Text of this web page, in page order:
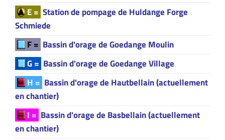
E = Station de pompage de Huldange Forge
Schmiede
F = Bassin d'orage de Goedange Moulin
G = Bassin d'orage de Goedange Village
H = Bassin d'orage de Hautbellain (actuellement
en chantier)
I = Bassin d'orage de Basbellain (actuellement
en chantier)